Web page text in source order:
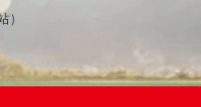
）